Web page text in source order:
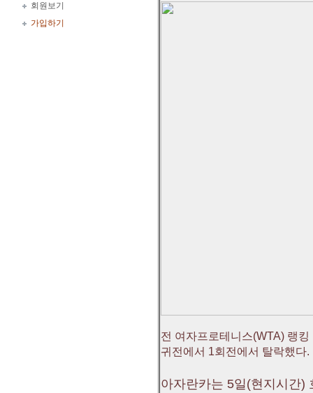
회원보기
가입하기
전 여자프로테니스(WTA) 랭
귀전에서 1회전에서 탈락했다.
아자란카는 5일(현지시간)